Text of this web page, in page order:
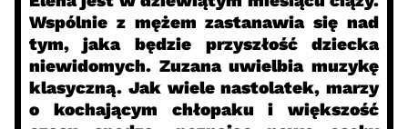
Wspólnie z mężem zastanawia się nad
tym, jaka będzie przyszłość dziecka
niewidomych. Zuzana uwielbia muzykę
klasyczną. Jak wiele nastolatek, marzy
o kochającym chłopaku i większość